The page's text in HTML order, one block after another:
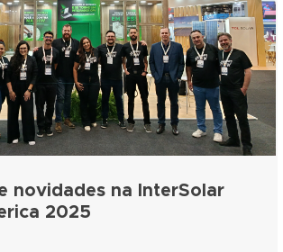
novidades na InterSolar
2025